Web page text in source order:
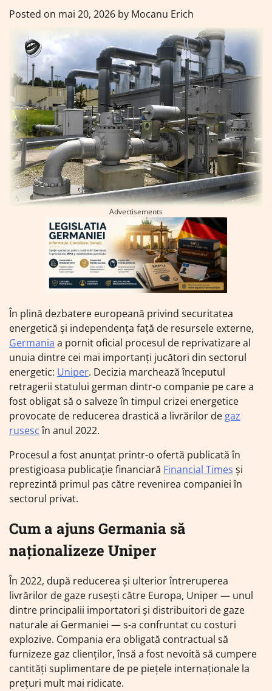
Posted on mai 20, 2026 by Mocanu Erich
Advertisements
În plină dezbatere europeană privind securitatea
energetică și independența față de resursele externe,
Germania a pornit oficial procesul de reprivatizare al
unuia dintre cei mai importanți jucători din sectorul
energetic: Uniper. Decizia marchează începutul
retragerii statului german dintr-o companie pe care a
fost obligat să o salveze în timpul crizei energetice
provocate de reducerea drastică a livrărilor de gaz
rusescîn anul 2022.
Procesul a fost anunțat printr-o ofertă publicată în
prestigioasa publicație financiară Financial Times și
reprezintă primul pas către revenirea companiei în
sectorul privat.
Cum a ajuns Germania să
naționalizeze Uniper
În 2022, după reducerea și ulterior întreruperea
livrărilor de gaze rusești către Europa, Uniper — unul
dintre principalii importatori și distribuitori de gaze
naturale ai Germaniei — s-a confruntat cu costuri
explozive. Compania era obligată contractual să
furnizeze gaz clienților, însă a fost nevoită să cumpere
cantități suplimentare de pe piețele internaționale la
prețuri mult mai ridicate.